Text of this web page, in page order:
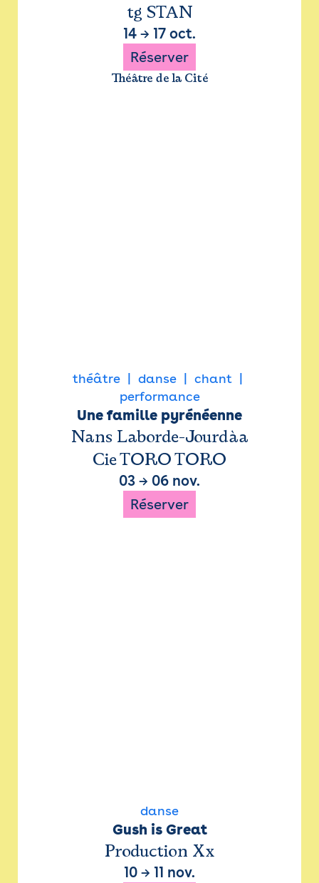
tg STAN
14 → 17 oct.
Réserver
Théâtre de la Cité
théâtre danse
chant
performance
Une famille pyrénéenne
Nans Laborde-Jourdàa
Cie TORO TORO
03 → 06 nov.
Réserver
danse
Gush is Great
Production Xx
10 → 11 nov.